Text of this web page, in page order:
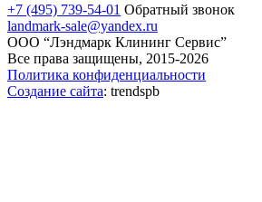
+7 (495) 739-54-01 Обратный звонок
landmark-sale@yandex.ru
ООО “Лэндмарк Клининг Сервис”
Все права защищены, 2015-2026
Политика конфиденциальности
Создание сайта: trendspb